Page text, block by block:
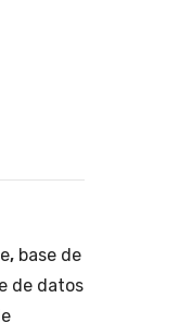
ion
al
, base de
de datos